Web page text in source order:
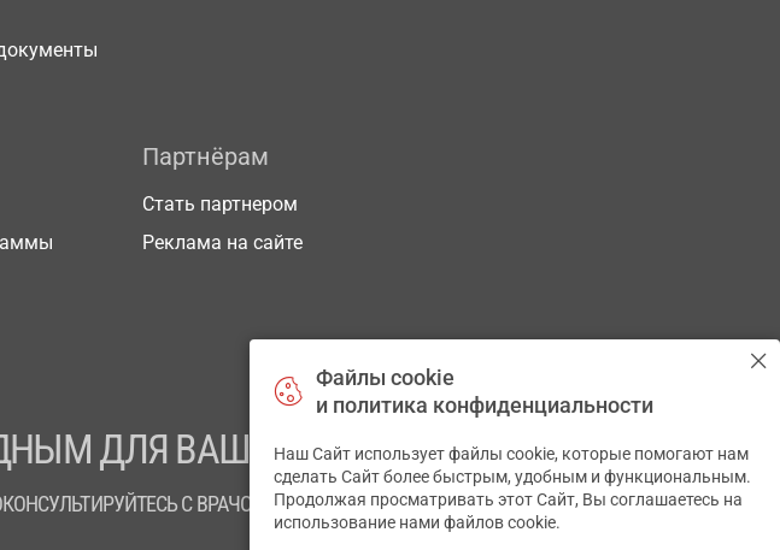
Партнёрам
Стать партнером
Реклама на сайте
ДЛЯ ВАШЕГО ЗДОРОВЬЯ
С ВРАЧОМ
Файлы cookie
и политика конфиденциальности
Наш Сайт использует файлы cookie, которые помогают нам
сделать Сайт более быстрым, удобным и функциональным.
Продолжая просматривать этот Сайт, Вы соглашаетесь на
использование нами файлов cookie.
✕